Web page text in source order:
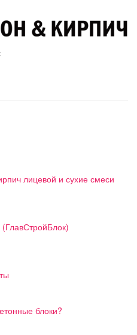
лицевой и сухие смеси
блоки?